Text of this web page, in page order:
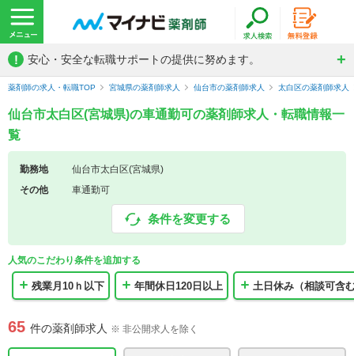
! 安心・安全な転職サポートの提供に努めます。
薬剤師の求人・転職TOP 宮城県の薬剤師求人 仙台市の薬剤師求人 太白区の薬剤師求人
仙台市太白区(宮城県)の車通勤可の薬剤師求人・転職情報一
覧
勤務地
仙台市太白区(宮城県)
その他
車通勤可
条件を変更する
人気のこだわり条件を追加する
残業月10ｈ以下 年間休日120日以上 土日休み（相談可含
65 件の薬剤師求人 ※ 非公開求人を除く